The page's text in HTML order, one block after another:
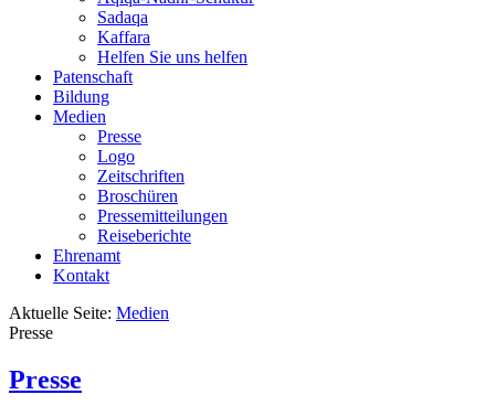
Sadaqa
Kaffara
Helfen Sie uns helfen
Patenschaft
Bildung
Medien
Presse
Logo
Zeitschriften
Broschüren
Pressemitteilungen
Reiseberichte
Ehrenamt
Kontakt
Aktuelle Seite: Medien
Presse
Presse